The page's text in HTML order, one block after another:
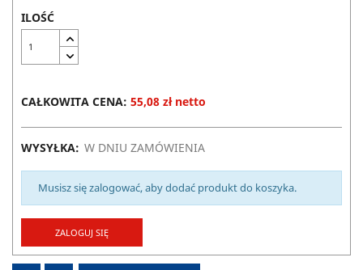
ILOŚĆ
CAŁKOWITA CENA: 55,08 zł netto
WYSYŁKA: W DNIU ZAMÓWIENIA
Musisz się zalogować, aby dodać produkt do koszyka.
ZALOGUJ SIĘ